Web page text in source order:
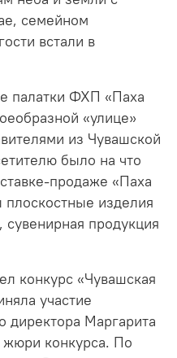
семейном
встали в
палатки ФХП «Паха
«улице»
из Чувашской
было на что
продаже «Паха
изделия
продукция
конкурс «Чувашская
участие
директора Маргарита
жюри конкурса. По